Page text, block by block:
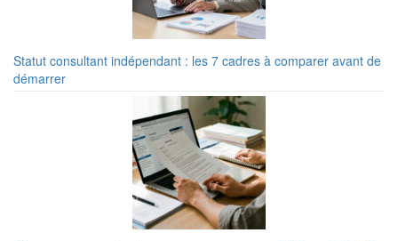
Statut consultant indépendant : les 7 cadres à comparer avant de
démarrer